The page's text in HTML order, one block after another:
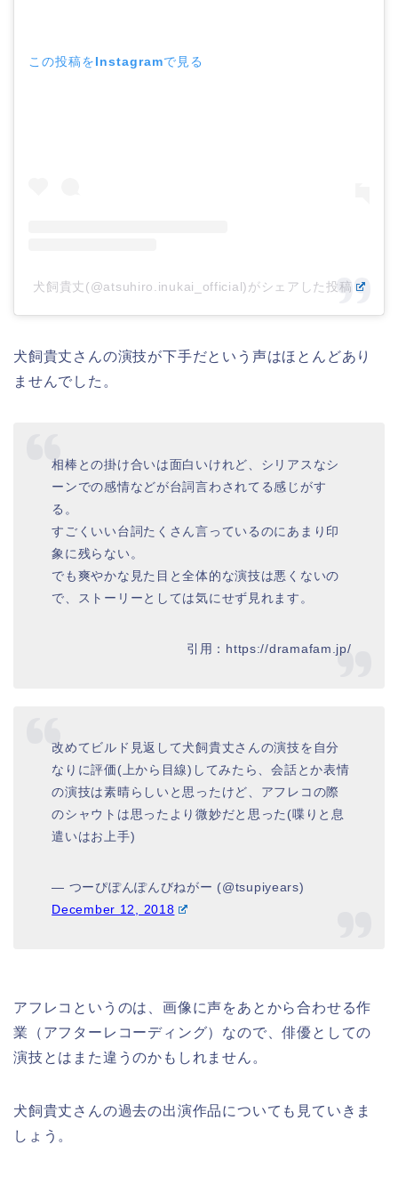
この投稿をInstagramで見る
犬飼貴丈(@atsuhiro.inukai_official)がシェアした投稿
犬飼貴丈さんの演技が下手だという声はほとんどあり
ませんでした。
相棒との掛け合いは面白いけれど、シリアスなシ
ーンでの感情などが台詞言わされてる感じがす
る。
すごくいい台詞たくさん言っているのにあまり印
象に残らない。
でも爽やかな見た目と全体的な演技は悪くないの
で、ストーリーとしては気にせず見れます。
引用：https://dramafam.jp/
改めてビルド見返して犬飼貴丈さんの演技を自分
なりに評価(上から目線)してみたら、会話とか表情
の演技は素晴らしいと思ったけど、アフレコの際
のシャウトは思ったより微妙だと思った(喋りと息
遣いはお上手)
— つーぴぽんぽんびねがー (@tsupiyears)
December 12, 2018
アフレコというのは、画像に声をあとから合わせる作
業（アフターレコーディング）なので、俳優としての
演技とはまた違うのかもしれません。
犬飼貴丈さんの過去の出演作品についても見ていきま
しょう。